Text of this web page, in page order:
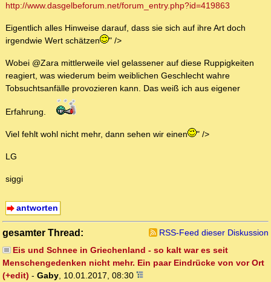
http://www.dasgelbeforum.net/forum_entry.php?id=419863
Eigentlich alles Hinweise darauf, dass sie sich auf ihre Art doch
irgendwie Wert schätzen
" />
Wobei @Zara mittlerweile viel gelassener auf diese Ruppigkeiten
reagiert, was wiederum beim weiblichen Geschlecht wahre
Tobsuchtsanfälle provozieren kann. Das weiß ich aus eigener
Erfahrung.
Viel fehlt wohl nicht mehr, dann sehen wir einen " />
LG
siggi
antworten
gesamter Thread:
RSS-Feed dieser Diskussion
Eis und Schnee in Griechenland - so kalt war es seit
Menschengedenken nicht mehr. Ein paar Eindrücke von vor Ort
(+edit) - Gaby, 10.01.2017, 08:30